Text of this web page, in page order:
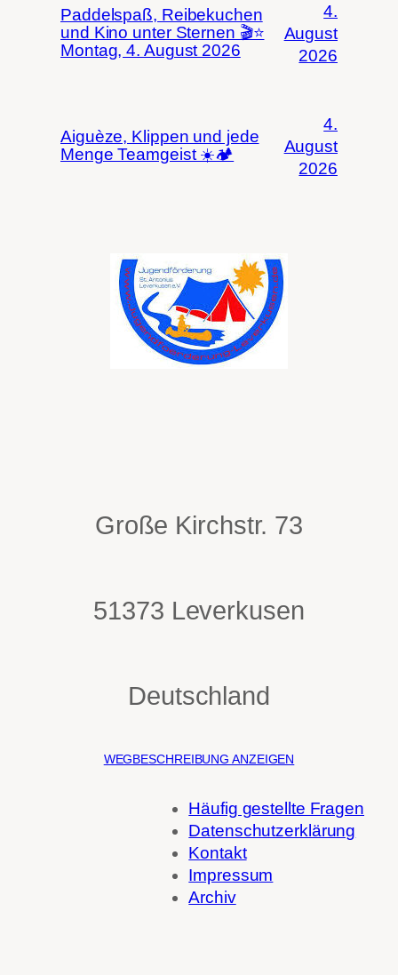
Paddelspaß, Reibekuchen
und Kino unter Sternen 🎬⭐
Montag, 4. August 2026
4.
August
2026
Aiguèze, Klippen und jede
Menge Teamgeist ☀️🏕️
4.
August
2026
Große Kirchstr. 73
51373 Leverkusen
Deutschland
WEGBESCHREIBUNG ANZEIGEN
Häufig gestellte Fragen
Datenschutzerklärung
Kontakt
Impressum
Archiv